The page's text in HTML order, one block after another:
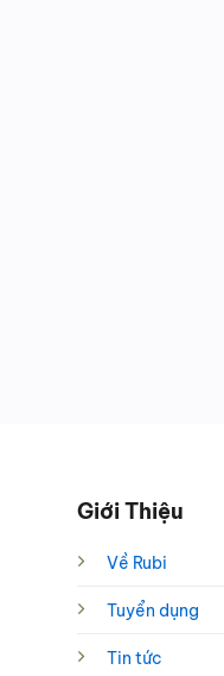
Giới Thiệu
Về Rubi
Tuyển dụng
Tin tức